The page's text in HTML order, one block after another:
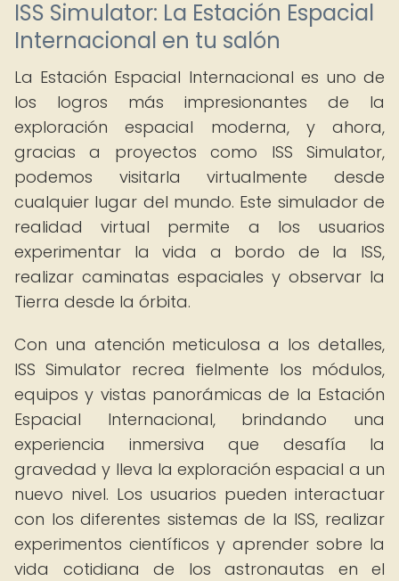
ISS Simulator: La Estación Espacial
Internacional en tu salón
La Estación Espacial Internacional es uno de
los logros más impresionantes de la
exploración espacial moderna, y ahora,
gracias a proyectos como ISS Simulator,
podemos visitarla virtualmente desde
cualquier lugar del mundo. Este simulador de
realidad virtual permite a los usuarios
experimentar la vida a bordo de la ISS,
realizar caminatas espaciales y observar la
Tierra desde la órbita.
Con una atención meticulosa a los detalles,
ISS Simulator recrea fielmente los módulos,
equipos y vistas panorámicas de la Estación
Espacial Internacional, brindando una
experiencia inmersiva que desafía la
gravedad y lleva la exploración espacial a un
nuevo nivel. Los usuarios pueden interactuar
con los diferentes sistemas de la ISS, realizar
experimentos científicos y aprender sobre la
vida cotidiana de los astronautas en el